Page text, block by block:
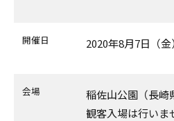
開催日 2020年8月7日（金）
会場
稲佐山公園（長
観客入場は行いま